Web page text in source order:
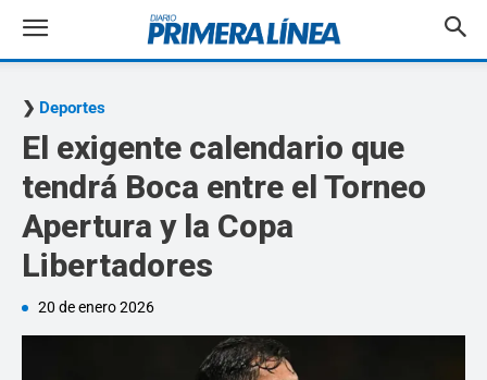
Deportes
El exigente calendario que
tendrá Boca entre el Torneo
Apertura y la Copa
Libertadores
20 de enero 2026